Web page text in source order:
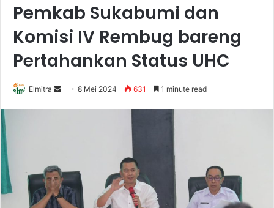
Pemkab Sukabumi dan
Komisi IV Rembug bareng
Pertahankan Status UHC
Elmitra
Send8 Mei 2024 631 1 minute read